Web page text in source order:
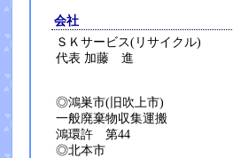
会社
ＳＫサービス(リサイクル)
代表 加藤 進
◎鴻巣市(旧吹上市)
一般廃棄物収集運搬
鴻環許 第44
◎北本市